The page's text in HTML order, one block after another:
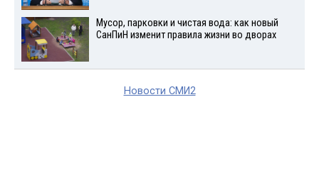
Мусор, парковки и чистая вода: как новый
СанПиН изменит правила жизни во дворах
Новости СМИ2